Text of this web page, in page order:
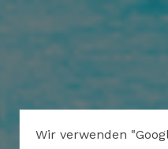
Wir verwenden